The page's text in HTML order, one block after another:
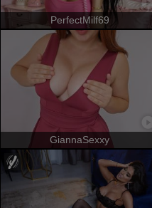
PerfectMilf69
GiannaSexxy